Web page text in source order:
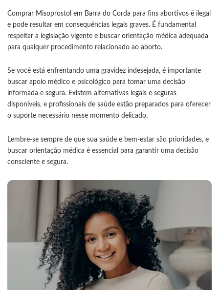
Comprar Misoprostol em Barra do Corda para fins abortivos é ilegal
e pode resultar em consequências legais graves. É fundamental
respeitar a legislação vigente e buscar orientação médica adequada
para qualquer procedimento relacionado ao aborto.
Se você está enfrentando uma gravidez indesejada, é importante
buscar apoio médico e psicológico para tomar uma decisão
informada e segura. Existem alternativas legais e seguras
disponíveis, e profissionais de saúde estão preparados para oferecer
o suporte necessário nesse momento delicado.
Lembre-se sempre de que sua saúde e bem-estar são prioridades, e
buscar orientação médica é essencial para garantir uma decisão
consciente e segura.